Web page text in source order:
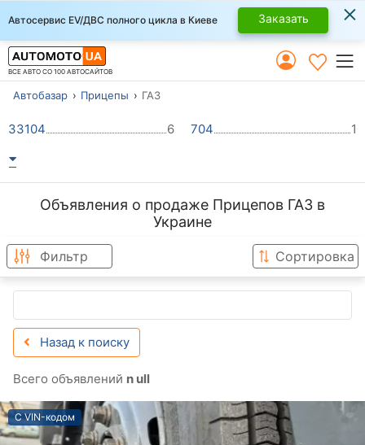
Автосервис EV/ДВС полного цикла в Киеве Заказать ×
ВСЕ АВТО СО 100 АВТОСАЙТОВ
Автобазар Прицепы ГАЗ
33104 6 704 1
Объявления о продаже Прицепов ГАЗ в
Украине
Фильтр Сортировка
Назад к поиску
Всего объявлений n ull
С VIN-кодом